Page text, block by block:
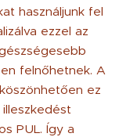
használjunk fel
ezzel az
felnőhetnek. A
ez
PUL. Így a